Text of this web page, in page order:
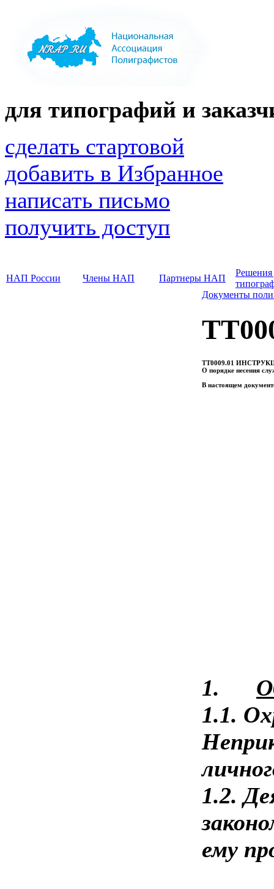
для типографий и
сделать стартовой
добавить в Избранное
написать письмо
получить доступ
НАП России Члены НАП Партнеры НАП
Решения
Документы
ТТ0009.01
О порядке несения
В настоящем
1.
1.1.
1.2.
ему